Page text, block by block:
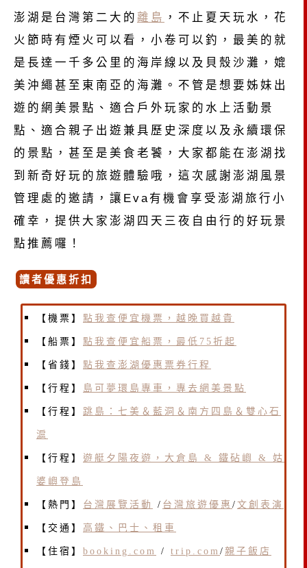
澎湖是台灣第二大的 離島 ，不止夏天玩水，花
火節時有煙火可以看，小卷可以釣，最美的就
是長達一千多公里的海岸線以及貝殼沙灘，媲
美沖繩甚至東南亞的海灘。不管是想要姊妹出
遊的網美景點、適合戶外玩家的水上活動景
點、適合親子出遊兼具歷史深度以及永續環保
的景點，甚至是美食老饕，大家都能在澎湖找
到新奇好玩的旅遊體驗哦，這次感謝澎湖風景
管理處的邀請，讓Eva有機會享受澎湖旅行小
確幸，提供大家澎湖四天三夜自由行的好玩景
點推薦囉！
讀者優惠折扣
【機票】 點我查便宜機票，越晚買越貴
【船票】 點我查便宜船票，最低75折起
【省錢】 點我查澎湖優惠票券行程
【行程】 島可夢環島專車，專去網美景點
【行程】 跳島：七美＆藍洞＆南方四島＆雙心石
滬
【行程】 遊艇夕陽夜遊，大倉島 & 鐵砧嶼 & 姑
婆嶼登島
【熱門】 台灣展覽活動 / 台灣旅遊優惠 / 文創表演
【交通】 高鐵、巴士、租車
【住宿】 booking.com / trip.com / 親子飯店